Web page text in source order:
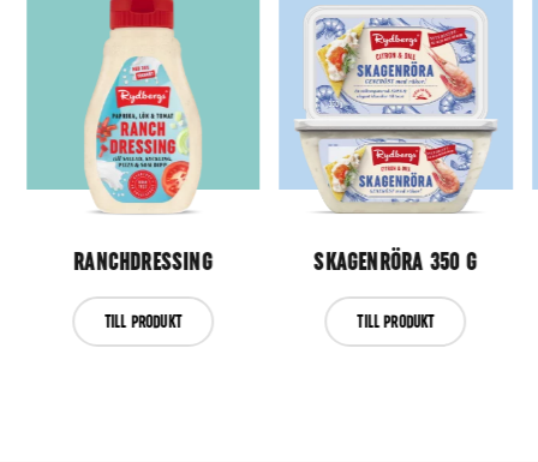
RANCHDRESSING
TILL PRODUKT
SKAGENRÖRA 350 G
TILL PRODUKT